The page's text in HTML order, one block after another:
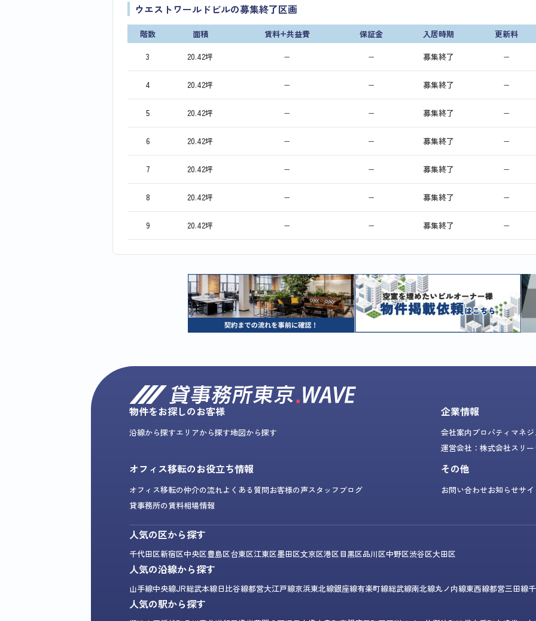
ウエストワールドビルの募集終了区画
階数 面積 賃料+共益費 保証金 入居時期
更新料
3
20.42坪 − − 募集終了 −
4 20.42坪 − − 募集終了 −
5 20.42坪 − − 募集終了 −
6 20.42坪 − − 募集終了 −
7 20.42坪 − − 募集終了 −
8 20.42坪 − − 募集終了 −
9 20.42坪 − − 募集終了 −
物件をお探しのお客様
沿線から探すエリアから探す地図から探す
企業情報
会社案内プロパティマネ
運営会社：株式会社スリ
オフィス移転のお役立ち情報
オフィス移転の仲介の流れよくある質問お客様の声スタッフブログ
貸事務所の賃料相場情報
その他
お問い合わせお知らせサ
人気の区から探す
千代田区新宿区中央区豊島区台東区江東区墨田区文京区港区目黒区品川区中野区渋谷区大田区
人気の沿線から探す
山手線中央線JR総武本線日比谷線都営大江戸線京浜東北線銀座線有楽町線総武線南北線丸ノ内線東西線都営三田線
人気の駅から探す